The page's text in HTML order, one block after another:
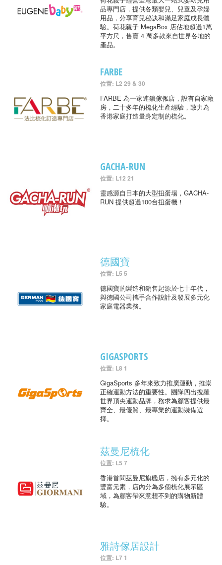
品專門店，提供各類嬰兒、兒童及孕婦
用品，分享育兒秘訣和滿足家庭成長體
驗。荷花親子 MegaBox 店佔地超過1萬
平方尺，售賣 4 萬多款來自世界各地的
產品。
FARBE
位置: L2 29 & 30
FARBE 為一家連鎖傢俬店，設有自家廠
房，二十多年的梳化生產經驗，致力為
香港家庭打造量身定制的梳化。
GACHA-RUN
位置: L12 21
靈感源自日本的大型扭蛋場，GACHA-
RUN 提供超過100台扭蛋機！
德國寶
位置: L5 5
德國寶的製造和銷售起源於七十年代，
與德國公司攜手合作設計及發展多元化
家庭電器業務。
GIGASPORTS
位置: L8 1
GigaSports 多年來致力推廣運動，推崇
正確運動方法的重要性。團隊四出搜羅
世界頂尖運動品牌，務求為顧客提供最
齊全、最優質、最專業的運動裝備選
擇。
茲曼尼梳化
位置: L5 7
香港首間茲曼尼旗艦店，擁有多元化的
豐富元素，店內分為多個梳化展示區
域，為顧客帶來意想不到的購物新體
驗。
雅詩傢居設計
位置: L7 1